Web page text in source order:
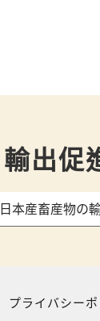
輸出促
日本産畜産物の
プライバシー